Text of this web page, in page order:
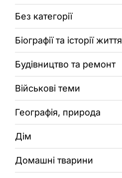
Без категорії
Біографії та історії життя
Будівництво та ремонт
Військові теми
Географія, природа
Дім
Домашні тварини